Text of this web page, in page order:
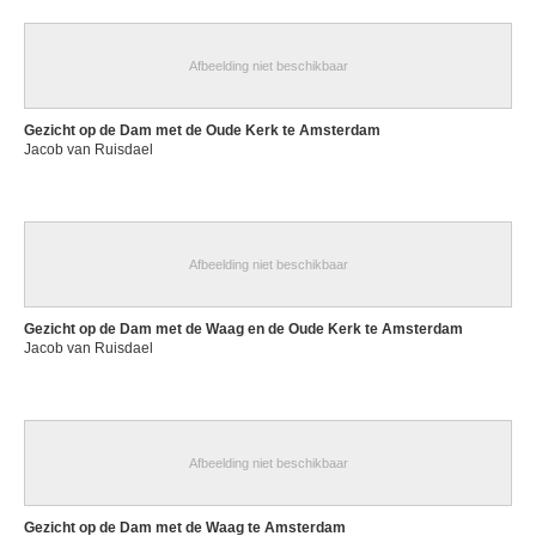
Noel Paul Joseph
Nooms Reinier
Noord-Italiaanse school
Afbeelding niet beschikbaar
Gezicht op de Dam met de Oude Kerk te Amsterdam
Jacob van Ruisdael
Afbeelding niet beschikbaar
Gezicht op de Dam met de Waag en de Oude Kerk te Amsterdam
Jacob van Ruisdael
Afbeelding niet beschikbaar
Gezicht op de Dam met de Waag te Amsterdam